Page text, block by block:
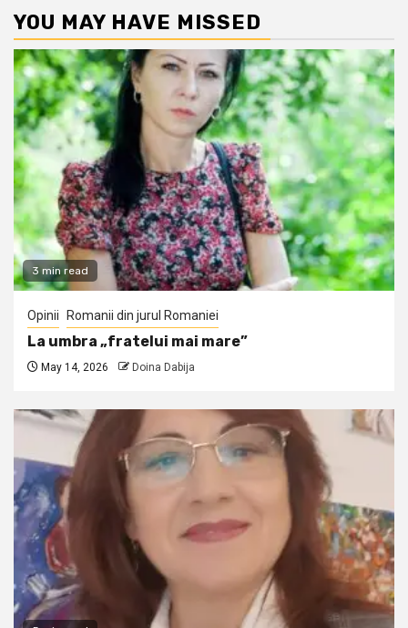
YOU MAY HAVE MISSED
3 min read
Opinii Romanii din jurul Romaniei
La umbra „fratelui mai mare”
May 14, 2026 Doina Dabija